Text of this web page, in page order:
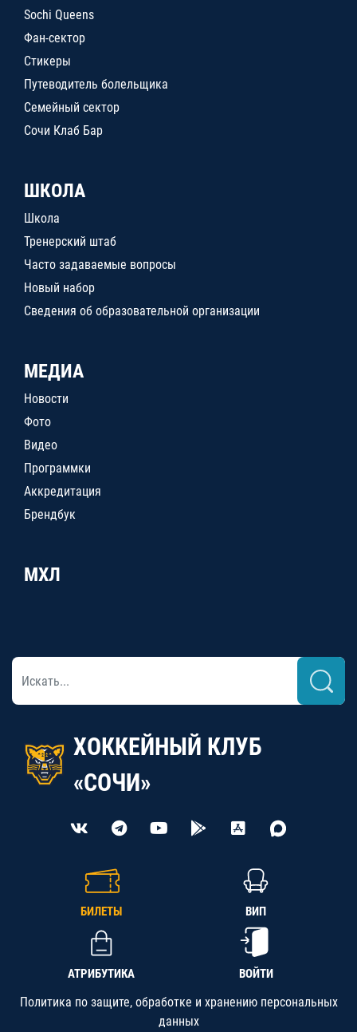
Sochi Queens
Фан-сектор
Стикеры
Путеводитель болельщика
Семейный сектор
Сочи Клаб Бар
ШКОЛА
Школа
Тренерский штаб
Часто задаваемые вопросы
Новый набор
Сведения об образовательной организации
МЕДИА
Новости
Фото
Видео
Программки
Аккредитация
Брендбук
МХЛ
ХОККЕЙНЫЙ КЛУБ
«СОЧИ»
БИЛЕТЫ ВИП
АТРИБУТИКА ВОЙТИ
Политика по защите, обработке и хранению персональных
данных